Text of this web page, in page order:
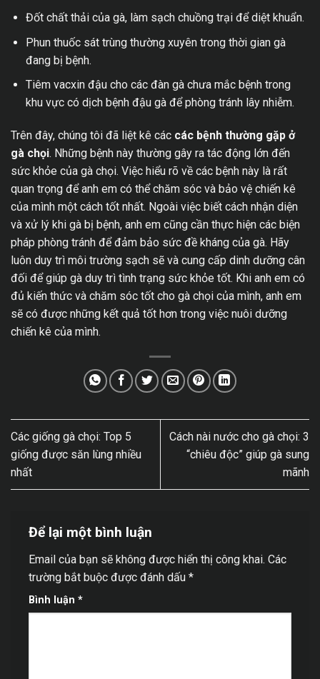
Đốt chất thải của gà, làm sạch chuồng trại để diệt khuẩn.
Phun thuốc sát trùng thường xuyên trong thời gian gà
đang bị bệnh.
Tiêm vacxin đậu cho các đàn gà chưa mắc bệnh trong
khu vực có dịch bệnh đậu gà để phòng tránh lây nhiễm.
Trên đây, chúng tôi đã liệt kê các các bệnh thường gặp ở
gà chọi. Những bệnh này thường gây ra tác động lớn đến
sức khỏe của gà chọi. Việc hiểu rõ về các bệnh này là rất
quan trọng để anh em có thể chăm sóc và bảo vệ chiến kê
của mình một cách tốt nhất. Ngoài việc biết cách nhận diện
và xử lý khi gà bị bệnh, anh em cũng cần thực hiện các biện
pháp phòng tránh để đảm bảo sức đề kháng của gà. Hãy
luôn duy trì môi trường sạch sẽ và cung cấp dinh dưỡng cân
đối để giúp gà duy trì tình trạng sức khỏe tốt. Khi anh em có
đủ kiến thức và chăm sóc tốt cho gà chọi của mình, anh em
sẽ có được những kết quả tốt hơn trong việc nuôi dưỡng
chiến kê của mình.
Các giống gà chọi: Top 5
giống được săn lùng nhiều
nhất
Cách nài nước cho gà chọi: 3
“chiêu độc” giúp gà sung
mãnh
Để lại một bình luận
Email của bạn sẽ không được hiển thị công khai. Các
trường bắt buộc được đánh dấu *
Bình luận *